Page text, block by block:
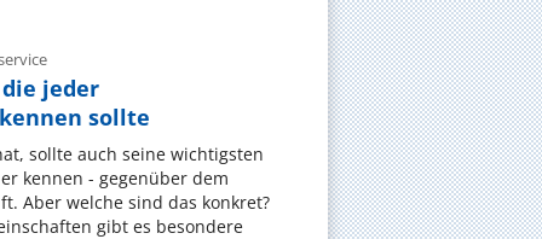
jeder
sollte
sollte auch seine wichtigsten
kennen - gegenüber dem
Aber welche sind das konkret?
gibt es besondere